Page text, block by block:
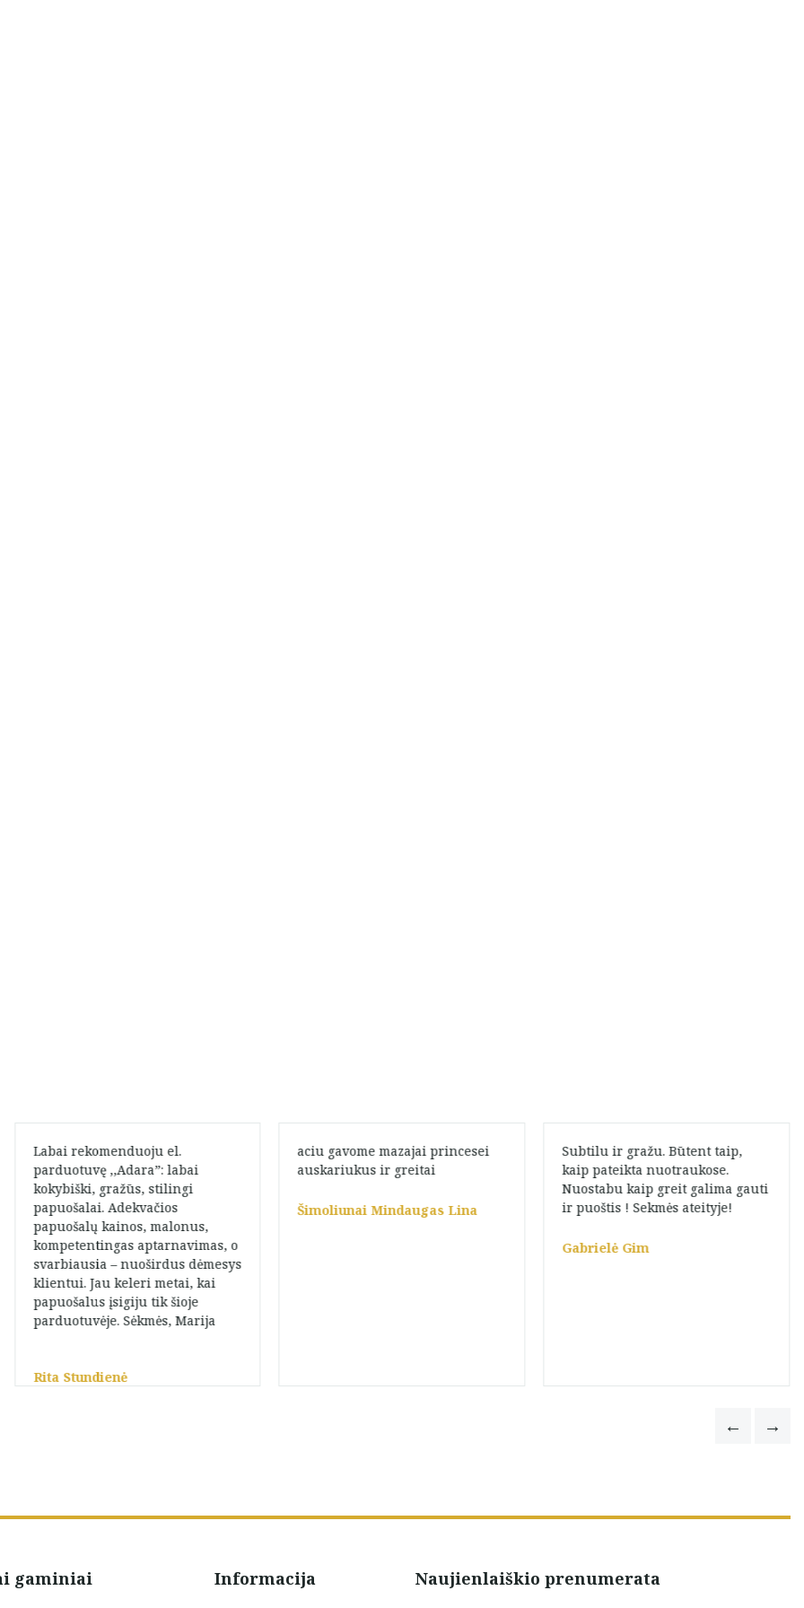
Labai rekomenduoju el.
parduotuvę ,,Adara”: labai
kokybiški, gražūs, stilingi
papuošalai. Adekvačios
papuošalų kainos, malonus,
kompetentingas aptarnavimas, o
svarbiausia – nuoširdus dėmesys
klientui. Jau keleri metai, kai
papuošalus įsigiju tik šioje
parduotuvėje. Sėkmės, Marija
Rita Stundienė
aciu gavome mazajai princesei
auskariukus ir greitai
Šimoliunai Mindaugas Lina
Subtilu ir gražu. Būtent taip,
kaip pateikta nuotraukose.
Nuostabu kaip greit galima gauti
ir puoštis ! Sekmės ateityje!
Gabrielė Gim
gaminiai Informacija Naujienlaiškio prenumerata